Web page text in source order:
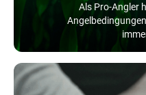
Als Pro-Angler